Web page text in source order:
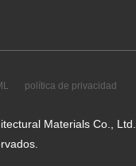
política de privacidad
Materials Co., Ltd.